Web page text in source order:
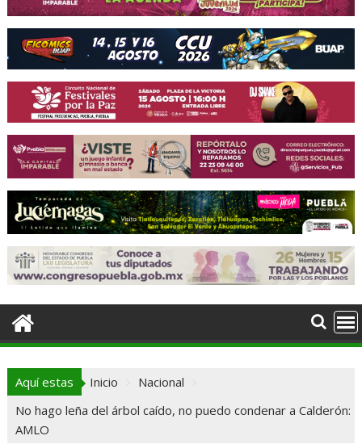
Aquí estas Inicio
Nacional
No hago leña del árbol caído, no puedo condenar a Calderón:
AMLO